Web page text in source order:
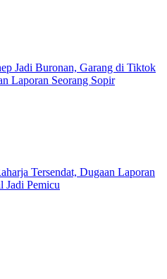
Jadi Buronan, Garang di Tiktok
Laporan Seorang Sopir
Tersendat, Dugaan Laporan
Jadi Pemicu